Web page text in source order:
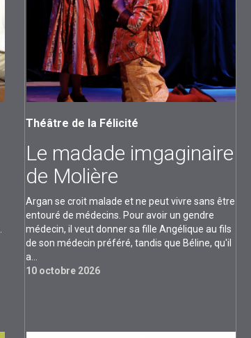
Théâtre de la Félicité
Le madade imgaginaire
de Molière
Argan se croit malade et ne peut vivre sans être
entouré de médecins. Pour avoir un gendre
médecin, il veut donner sa fille Angélique au fils
de son médecin préféré, tandis que Béline, qu'il
a...
10 octobre 2026